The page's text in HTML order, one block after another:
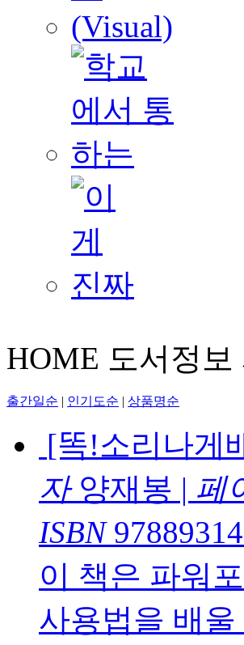
HOME 도서정보
출간일순 | 인기도순 | 상품명순
[똑!소리나게
자양재봉 | 페
ISBN
이 책은 파워
사용법을 배